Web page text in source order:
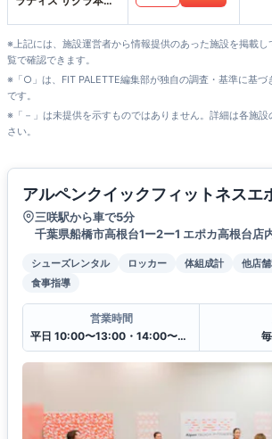
※上記には、施設運営者から情報提供のあった施設を掲載
覧で確認できます。
※「○」は、FIT PALETTE編集部が独自の調査・基準に基づ
です。
※「－」は未提供を示すものではありません。詳細は各施
さい。
アルペンクイックフィットネスエ
三咲駅から車で5分
千葉県船橋市高根台1ー2ー1 エポカ高根台店
シューズレンタル ロッカー 体組成計 他店
食事指導
営業時間
平日 10:00〜13:00・14:00〜20:00